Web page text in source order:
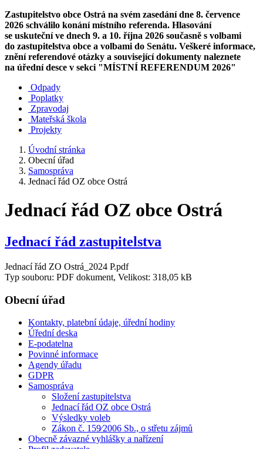
Zastupitelstvo obce Ostrá na svém zasedání dne 8. července
2026 schválilo konání místního referenda. Hlasování
se uskuteční ve dnech 9. a 10. října 2026 současně s volbami
do zastupitelstva obce a volbami do Senátu. Veškeré informace,
znění referendové otázky a související dokumenty naleznete
na úřední desce v sekci "MÍSTNÍ REFERENDUM 2026"
Odpady
Poplatky
Zpravodaj
Mateřská škola
Projekty
Úvodní stránka
Obecní úřad
Samospráva
Jednací řád OZ obce Ostrá
Jednací řád OZ obce Ostrá
Jednací řád zastupitelstva
Jednací řád ZO Ostrá_2024 P.pdf
Typ souboru: PDF dokument, Velikost: 318,05 kB
Obecní úřad
Kontakty, platební údaje, úřední hodiny
Úřední deska
E-podatelna
Povinné informace
Agendy úřadu
GDPR
Samospráva
Složení zastupitelstva
Jednací řád OZ obce Ostrá
Výsledky voleb
Zákon č. 159⁄2006 Sb., o střetu zájmů
Obecně závazné vyhlášky a nařízení